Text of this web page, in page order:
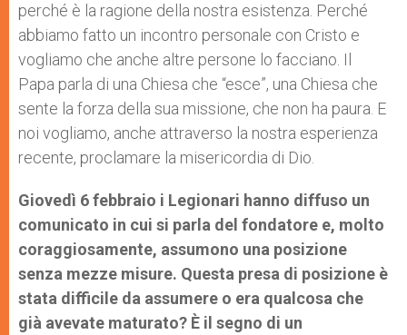
perché è la ragione della nostra esistenza. Perché
abbiamo fatto un incontro personale con Cristo e
vogliamo che anche altre persone lo facciano. Il
Papa parla di una Chiesa che “esce”, una Chiesa che
sente la forza della sua missione, che non ha paura. E
noi vogliamo, anche attraverso la nostra esperienza
recente, proclamare la misericordia di Dio.
Giovedì 6 febbraio i Legionari hanno diffuso un
comunicato in cui si parla del fondatore e, molto
coraggiosamente, assumono una posizione
senza mezze misure. Questa presa di posizione è
stata difficile da assumere o era qualcosa che
già avevate maturato? È il segno di un